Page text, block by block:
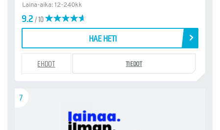
Laina-aika: 12-240kk
9.2/ 10
HAE HETI
EHDOT TIEDOT
7